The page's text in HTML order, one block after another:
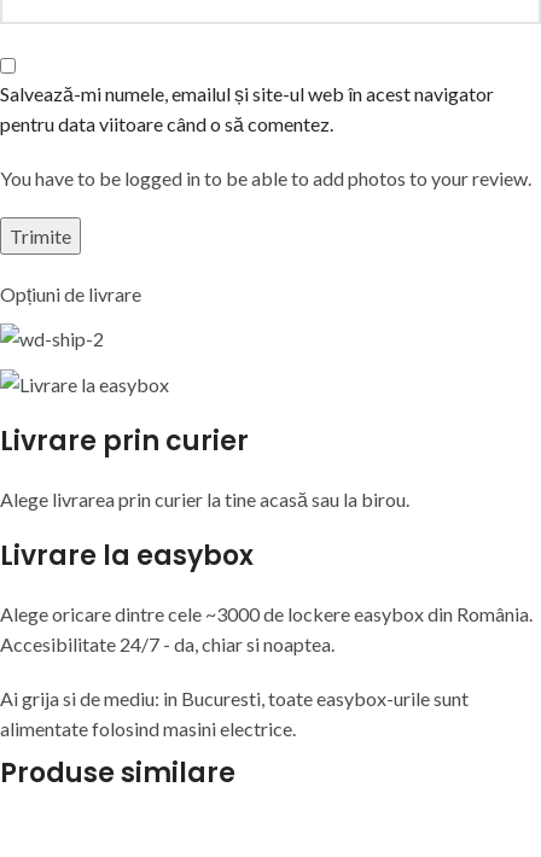
Salvează-mi numele, emailul și site-ul web în acest navigator
pentru data viitoare când o să comentez.
You have to be logged in to be able to add photos to your review.
Opțiuni de livrare
Livrare prin curier
Alege livrarea prin curier latineacasă sau la birou.
Livrare la easybox
Alege oricare dintre cele ~3000 de lockere easybox din România.
Accesibilitate 24/7 - da, chiar si noaptea.
Ai grija si de mediu: in Bucuresti, toate easybox-urile sunt
alimentate folosind masini electrice.
Produse similare